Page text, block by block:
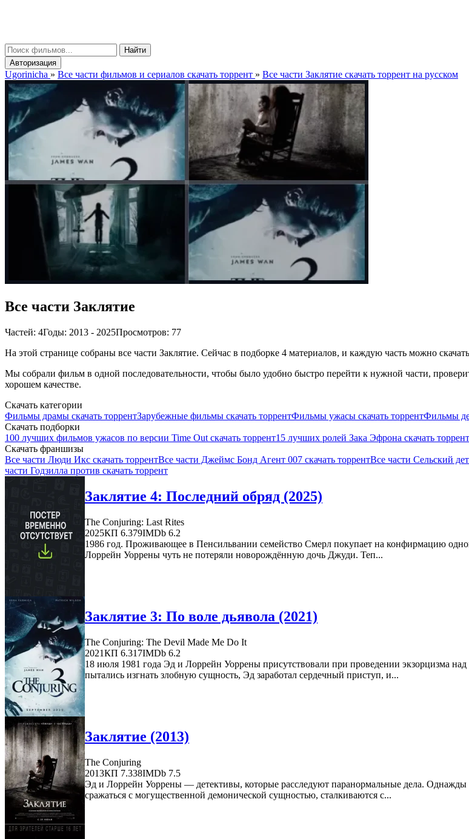
Найти
Авторизация
Ugorinicha » Все части фильмов и сериалов скачать торрент » Все части Заклятие скачать торрент на русском
Все части Заклятие
Частей: 4Годы: 2013 - 2025Просмотров: 77
На этой странице собраны все части Заклятие. Сейчас в подборке 4 материалов, и каждую часть можно скачать
Мы собрали фильм в одной последовательности, чтобы было удобно быстро перейти к нужной части,
хорошем качестве.
Скачать категории
Фильмы драмы скачать торрентЗарубежные фильмы скачать торрентФильмы ужасы скачать торрентФильмы
Скачать подборки
100 лучших фильмов ужасов по версии Time Out скачать торрент15 лучших ролей Зака Эфрона скачать торрент
Скачать франшизы
Все части Люди Икс скачать торрентВсе части Джеймс Бонд Агент 007 скачать торрентВсе части Сельский
части Годзилла против скачать торрент
Заклятие 4: Последний обряд (2025)
The Conjuring: Last Rites
2025КП 6.379IMDb 6.2
1986 год. Проживающее в Пенсильвании семейство Смерл покупает на конфирмацию
Лоррейн Уоррены чуть не потеряли новорождённую дочь Джуди. Теп...
Заклятие 3: По воле дьявола (2021)
The Conjuring: The Devil Made Me Do It
2021КП 6.317IMDb 6.2
18 июля 1981 года Эд и Лоррейн Уоррены присутствовали при проведении экзорцизма
пытались изгнать злобную сущность, Эд заработал сердечный приступ, и...
Заклятие (2013)
The Conjuring
2013КП 7.338IMDb 7.5
Эд и Лоррейн Уоррены — детективы, которые расследуют паранормальные дела.
сражаться с могущественной демонической сущностью, сталкиваются с...